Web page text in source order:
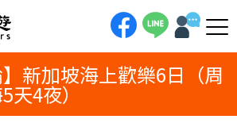
之旅。
】新加坡海上歡樂6日（周
4夜）